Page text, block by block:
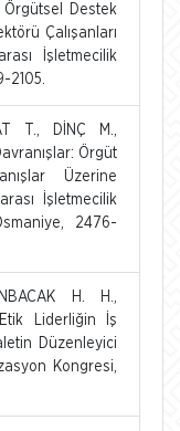
Örgütsel Destek
Çalışanları
İşletmecilik
2105.
T., DİNÇ M.,
Örgüt
Üzerine
İşletmecilik
2476-
H. H.,
Liderliğin İş
Düzenleyici
Kongresi,